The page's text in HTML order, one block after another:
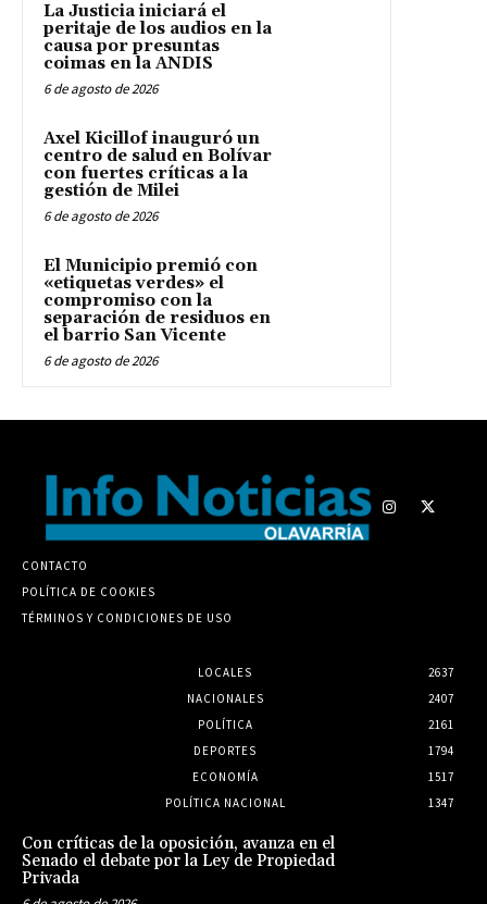
La Justicia iniciará el
peritaje de los audios en la
causa por presuntas
coimas en la ANDIS
6 de agosto de 2026
Axel Kicillof inauguró un
centro de salud en Bolívar
con fuertes críticas a la
gestión de Milei
6 de agosto de 2026
El Municipio premió con
«etiquetas verdes» el
compromiso con la
separación de residuos en
el barrio San Vicente
6 de agosto de 2026
CONTACTO
POLÍTICA DE COOKIES
TÉRMINOS Y CONDICIONES DE USO
LOCALES
2637
NACIONALES
2407
POLÍTICA
2161
DEPORTES
1794
ECONOMÍA
1517
POLÍTICA NACIONAL
1347
Con críticas de la oposición, avanza en el
Senado el debate por la Ley de Propiedad
Privada